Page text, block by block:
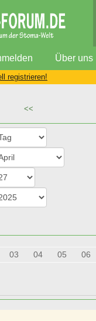
Über uns
registrieren!
<<
03 04 05 06